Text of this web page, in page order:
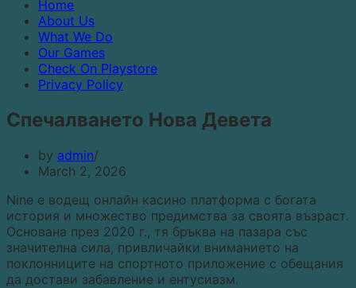
Home
About Us
What We Do
Our Games
Check On Playstore
Privacy Policy
Спечалването Нова Девета
by admin
March 2, 2026
Nine е водещ онлайн касино платформа с богата
история и множество предимства за своята възраст.
Основана през 2020 г., тя бръква на пазара със
значителна сила, привличайки вниманието на
поклонниците на спортното приложение с обещания
да достави забавление и ентусиазм.